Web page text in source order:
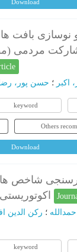
Download
نوسازی بافت
مردمی
اکبر ؛ حسن پور،
keyword
Others
Download
شاخص
؛ رکن الدین
keyword